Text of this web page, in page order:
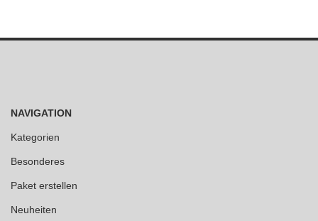
NAVIGATION
Kategorien
Besonderes
Paket erstellen
Neuheiten